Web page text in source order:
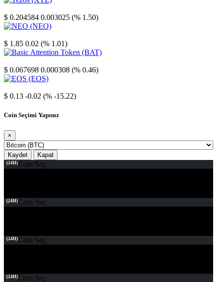
$ 0.204584 0.003025 (% 1.50)
$ 1.85 0.02 (% 1.01)
$ 0.067698 0.000308 (% 0.46)
$ 0.13 -0.02 (% -15.22)
Coin Seçimi Yapınız
×
Kaydet Kapat
(24H)Coin Seç
(24H)Coin Seç
(24H)Coin Seç
(24H)Coin Seç